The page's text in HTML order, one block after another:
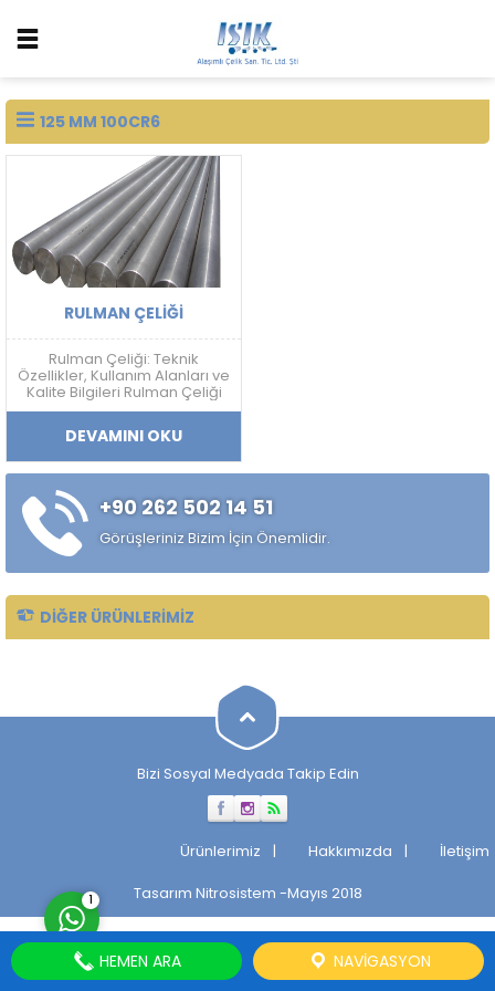
125 MM 100CR6
RULMAN ÇELIĞI
Rulman Çeliği: Teknik
Özellikler, Kullanım Alanları ve
Kalite Bilgileri Rulman Çeliği
Nedir? Rulman çeliği; yüksek
sertlik, aşınma dayanımı,
yorulma direnci ve boyutsal
kararlılık gerektiren
uygulamalarda kullanılan
yüksek karbonlu krom
alaşımlı özel çelik türüdür.
Özellikle rulman, bilya,
makaralı rulman elemanları,
DEVAMINI OKU
+90 262 502 14 51
Görüşleriniz Bizim İçin Önemlidir.
DIĞER ÜRÜNLERIMIZ
Bizi Sosyal Medyada Takip Edin
Ürünlerimiz Hakkımızda
İletişim
Tasarım Nitrosistem -Mayıs 2018
Cevap Yaz
1
HEMEN ARA NAVIGASYON